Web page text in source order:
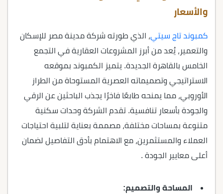
والأسعار
كمبوند تاج سيتي، الذي طورته شركة مدينة مصر للإسكان
والتعمير، يُعد من أبرز المشروعات العقارية في التجمع
الخامس بالقاهرة الجديدة. يتميز الكمبوند بموقعه
الاستراتيجي وتصميماته العصرية المستوحاة من الطراز
الأوروبي، مما يمنحه طابعًا فاخرًا يجذب الباحثين عن الرقي
والجودة بأسعار تنافسية. تقدم الشركة وحدات سكنية
متنوعة بمساحات مختلفة، مصممة بعناية لتلبية احتياجات
العملاء والمستثمرين، مع الاهتمام بأدق التفاصيل لضمان
أعلى معايير الجودة .
المساحة والتصميم: